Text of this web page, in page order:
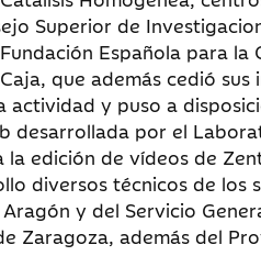
Superior de
Española para la
que además cedió sus
actividad y puso a
desarrollada por el
edición de vídeos de
diversos técnicos de los
y del Servicio
Zaragoza, además del